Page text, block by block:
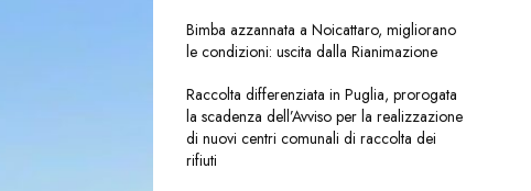
Bimba azzannata a Noicattaro, migliorano
le condizioni: uscita dalla Rianimazione
Raccolta differenziata in Puglia, prorogata
la scadenza dell’Avviso per la realizzazione
di nuovi centri comunali di raccolta dei
rifiuti